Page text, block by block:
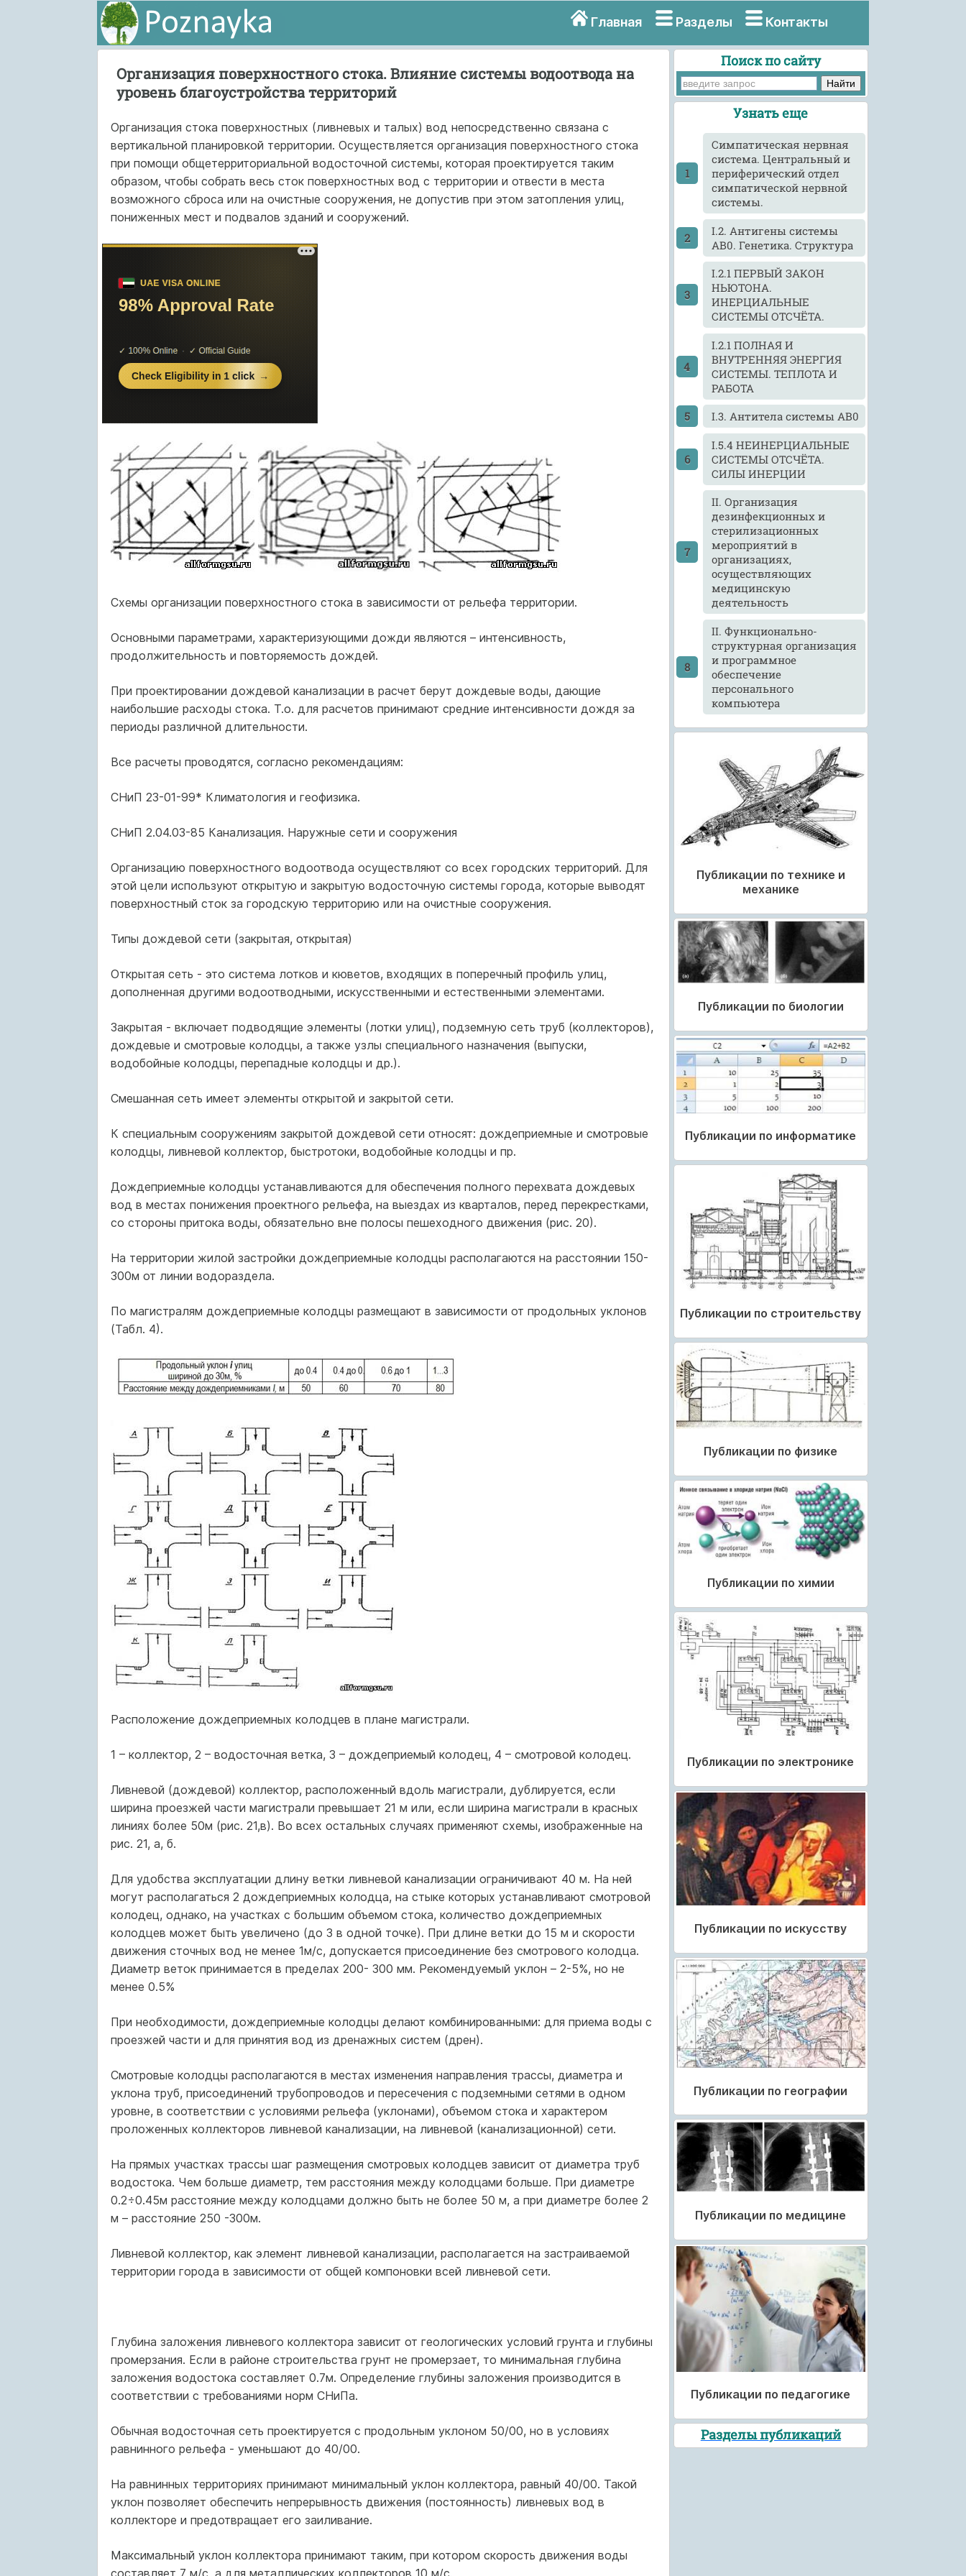
Главная Разделы Контакты
Организация поверхностного стока. Влияние системы водоотвода на
уровень благоустройства территорий
Организация стока поверхностных (ливневых и талых) вод непосредственно связана с
вертикальной планировкой территории. Осуществляется организация поверхностного стока
при помощи общетерриториальной водосточной системы, которая проектируется таким
образом, чтобы собрать весь сток поверхностных вод с территории и отвести в места
возможного сброса или на очистные сооружения, не допустив при этом затопления улиц,
пониженных мест и подвалов зданий и сооружений.
Схемы организации поверхностного стока в зависимости от рельефа территории.
Основными параметрами, характеризующими дожди являются – интенсивность,
продолжительность и повторяемость дождей.
При проектировании дождевой канализации в расчет берут дождевые воды, дающие
наибольшие расходы стока. Т.о. для расчетов принимают средние интенсивности дождя за
периоды различной длительности.
Все расчеты проводятся, согласно рекомендациям:
СНиП 23-01-99* Климатология и геофизика.
СНиП 2.04.03-85 Канализация. Наружные сети и сооружения
Организацию поверхностного водоотвода осуществляют со всех городских территорий. Для
этой цели используют открытую и закрытую водосточную системы города, которые выводят
поверхностный сток за городскую территорию или на очистные сооружения.
Типы дождевой сети (закрытая, открытая)
Открытая сеть - это система лотков и кюветов, входящих в поперечный профиль улиц,
дополненная другими водоотводными, искусственными и естественными элементами.
Закрытая - включает подводящие элементы (лотки улиц), подземную сеть труб (коллекторов),
дождевые и смотровые колодцы, а также узлы специального назначения (выпуски,
водобойные колодцы, перепадные колодцы и др.).
Смешанная сеть имеет элементы открытой и закрытой сети.
К специальным сооружениям закрытой дождевой сети относят: дождеприемные и смотровые
колодцы, ливневой коллектор, быстротоки, водобойные колодцы и пр.
Дождеприемные колодцы устанавливаются для обеспечения полного перехвата дождевых
вод в местах понижения проектного рельефа, на выездах из кварталов, перед перекрестками,
со стороны притока воды, обязательно вне полосы пешеходного движения (рис. 20).
На территории жилой застройки дождеприемные колодцы располагаются на расстоянии 150-
300м от линии водораздела.
По магистралям дождеприемные колодцы размещают в зависимости от продольных уклонов
(Табл. 4).
Расположение дождеприемных колодцев в плане магистрали.
1 – коллектор, 2 – водосточная ветка, 3 – дождеприемый колодец, 4 – смотровой колодец.
Ливневой (дождевой) коллектор, расположенный вдоль магистрали, дублируется, если
ширина проезжей части магистрали превышает 21 м или, если ширина магистрали в красных
линиях более 50м (рис. 21,в). Во всех остальных случаях применяют схемы, изображенные на
рис. 21, а, б.
Для удобства эксплуатации длину ветки ливневой канализации ограничивают 40 м. На ней
могут располагаться 2 дождеприемных колодца, на стыке которых устанавливают смотровой
колодец, однако, на участках с большим объемом стока, количество дождеприемных
колодцев может быть увеличено (до 3 в одной точке). При длине ветки до 15 м и скорости
движения сточных вод не менее 1м/с, допускается присоединение без смотрового колодца.
Диаметр веток принимается в пределах 200- 300 мм. Рекомендуемый уклон – 2-5%, но не
менее 0.5%
При необходимости, дождеприемные колодцы делают комбинированными: для приема воды с
проезжей части и для принятия вод из дренажных систем (дрен).
Смотровые колодцы располагаются в местах изменения направления трассы, диаметра и
уклона труб, присоединений трубопроводов и пересечения с подземными сетями в одном
уровне, в соответствии с условиями рельефа (уклонами), объемом стока и характером
проложенных коллекторов ливневой канализации, на ливневой (канализационной) сети.
На прямых участках трассы шаг размещения смотровых колодцев зависит от диаметра труб
водостока. Чем больше диаметр, тем расстояния между колодцами больше. При диаметре
0.2÷0.45м расстояние между колодцами должно быть не более 50 м, а при диаметре более 2
м – расстояние 250 -300м.
Ливневой коллектор, как элемент ливневой канализации, располагается на застраиваемой
территории города в зависимости от общей компоновки всей ливневой сети.
Глубина заложения ливневого коллектора зависит от геологических условий грунта и глубины
промерзания. Если в районе строительства грунт не промерзает, то минимальная глубина
заложения водостока составляет 0.7м. Определение глубины заложения производится в
соответствии с требованиями норм СНиПа.
Обычная водосточная сеть проектируется с продольным уклоном 50/00, но в условиях
равнинного рельефа - уменьшают до 40/00.
На равнинных территориях принимают минимальный уклон коллектора, равный 40/00. Такой
уклон позволяет обеспечить непрерывность движения (постоянность) ливневых вод в
коллекторе и предотвращает его заиливание.
Максимальный уклон коллектора принимают таким, при котором скорость движения воды
составляет 7 м/с, а для металлических коллекторов 10 м/с.
Поиск по сайту
Узнать еще
Cимпатическая нервная
система. Центральный и
периферический отдел
симпатической нервной
системы.
I.2. Антигены системы
АВ0. Генетика. Структура
I.2.1 ПЕРВЫЙ ЗАКОН
НЬЮТОНА.
ИНЕРЦИАЛЬНЫЕ
СИСТЕМЫ ОТСЧЁТА.
I.2.1 ПОЛНАЯ И
ВНУТРЕННЯЯ ЭНЕРГИЯ
СИСТЕМЫ. ТЕПЛОТА И
РАБОТА
I.3. Антитела системы АВ0
I.5.4 НЕИНЕРЦИАЛЬНЫЕ
СИСТЕМЫ ОТСЧЁТА.
СИЛЫ ИНЕРЦИИ
II. Организация
дезинфекционных и
стерилизационных
мероприятий в
организациях,
осуществляющих
медицинскую
деятельность
II. Функционально-
структурная организация
и программное
обеспечение
персонального
компьютера
Публикации по технике и
механике
Публикации по биологии
Публикации по информатике
Публикации по строительству
Публикации по физике
Публикации по химии
Публикации по электронике
Публикации по искусству
Публикации по географии
Публикации по медицине
Публикации по педагогике
Разделы публикаций